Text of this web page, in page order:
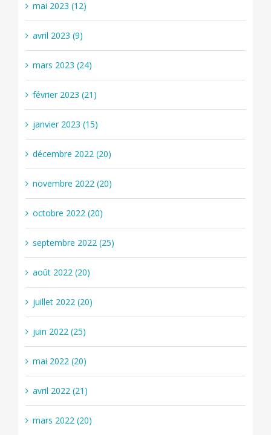
mai 2023 (12)
avril 2023 (9)
mars 2023 (24)
février 2023 (21)
janvier 2023 (15)
décembre 2022 (20)
novembre 2022 (20)
octobre 2022 (20)
septembre 2022 (25)
août 2022 (20)
juillet 2022 (20)
juin 2022 (25)
mai 2022 (20)
avril 2022 (21)
mars 2022 (20)